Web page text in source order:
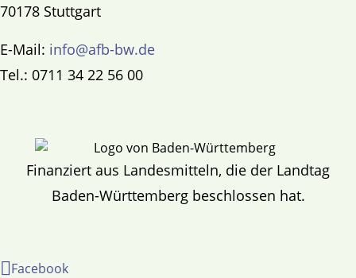
70178 Stuttgart
E-Mail: info@afb-bw.de
Tel.: 0711 34 22 56 00
Finanziert aus Landesmitteln, die der Landtag
Baden-Württemberg beschlossen hat.
Facebook